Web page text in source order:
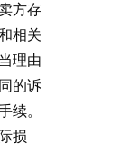
方存
相关
理由
的诉
续。
损